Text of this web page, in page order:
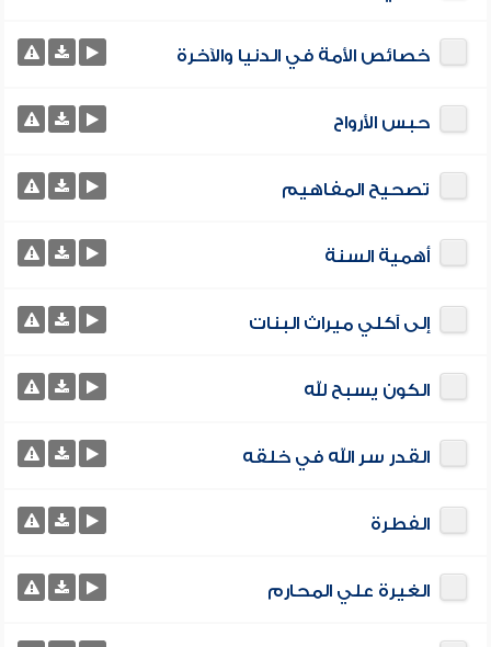
خصائص الأمة في الدنيا والآخرة
حبس الأرواح
تصحيح المفاهيم
أهمية السنة
إلى آكلي ميراث البنات
الكون يسبح لله
القدر سر الله في خلقه
الفطرة
الغيرة علي المحارم